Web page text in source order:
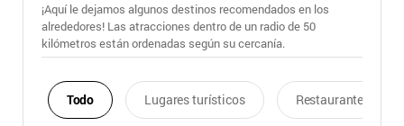
¡Aquí le dejamos algunos destinos recomendados en los
alrededores! Las atracciones dentro de un radio de 50
kilómetros están ordenadas según su cercanía.
Todo Lugares turísticos Restaurantes